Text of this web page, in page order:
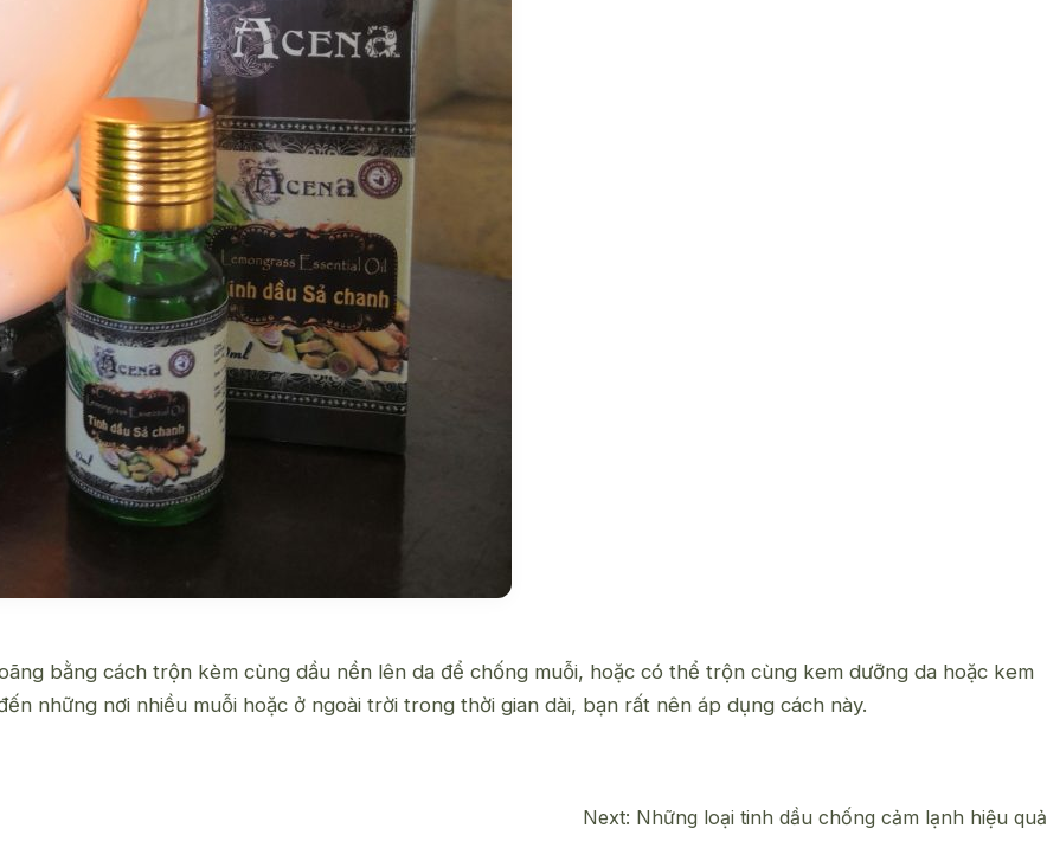
bằng cách trộn kèm cùng dầu nền lên da để chống muỗi, hoặc có thể trộn cùng kem dưỡng da hoặc kem
những nơi nhiều muỗi hoặc ở ngoài trời trong thời gian dài, bạn rất nên áp dụng cách này.
Next: Những loại tinh dầu chống cảm lạnh hiệu quả